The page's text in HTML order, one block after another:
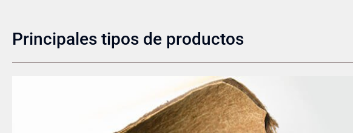
Principales tipos de productos